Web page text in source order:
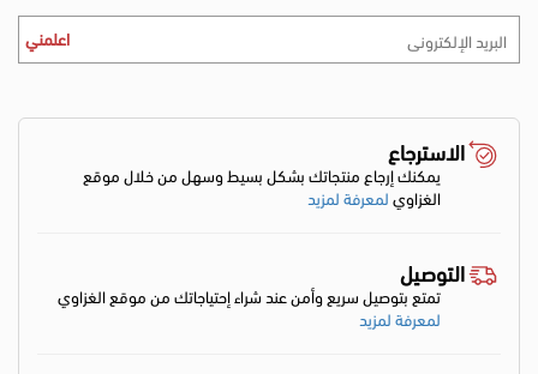
اعلمني
الاسترجاع
يمكنك إرجاع منتجاتك بشكل بسيط وسهل من خلال موقع
الغزاويلمعرفة لمزيد
التوصيل
تمتع بتوصيل سريع وأمن عند شراء إحتياجاتك من موقع الغزاوي
لمعرفة لمزيد